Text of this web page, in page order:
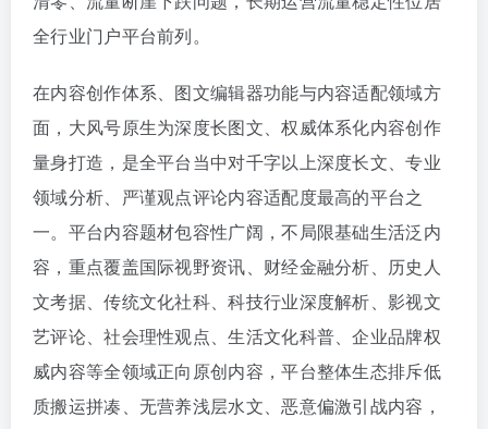
全行业门户平台前列。
在内容创作体系、图文编辑器功能与内容适配领域方
面，大风号原生为深度长图文、权威体系化内容创作
量身打造，是全平台当中对千字以上深度长文、专业
领域分析、严谨观点评论内容适配度最高的平台之
一。平台内容题材包容性广阔，不局限基础生活泛内
容，重点覆盖国际视野资讯、财经金融分析、历史人
文考据、传统文化社科、科技行业深度解析、影视文
艺评论、社会理性观点、生活文化科普、企业品牌权
威内容等全领域正向原创内容，平台整体生态排斥低
质搬运拼凑、无营养浅层水文、恶意偏激引战内容，